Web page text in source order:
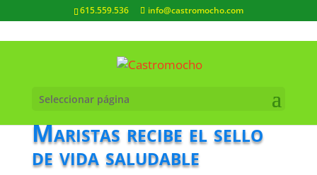
615.559.536 info@castromocho.com
Seleccionar página
Maristas recibe el sello
de vida saludable